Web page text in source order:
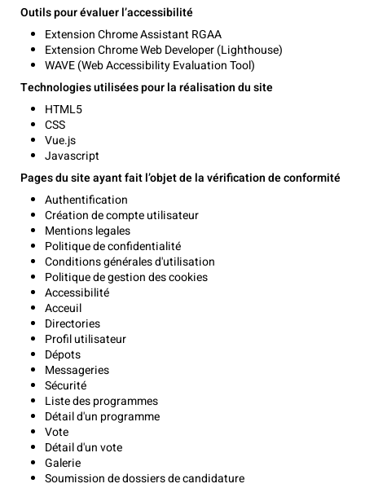
Outils pour évaluer l’accessibilité
Extension Chrome Assistant RGAA
Extension Chrome Web Developer (Lighthouse)
WAVE (Web Accessibility Evaluation Tool)
Technologies utilisées pour la réalisation du site
HTML5
CSS
Vue.js
Javascript
Pages du site ayant fait l’objet de la vérification de conformité
Authentification
Création de compte utilisateur
Mentions legales
Politique de confidentialité
Conditions générales d'utilisation
Politique de gestion des cookies
Accessibilité
Acceuil
Directories
Profil utilisateur
Dépots
Messageries
Sécurité
Liste des programmes
Détail d'un programme
Vote
Détail d'un vote
Galerie
Soumission de dossiers de candidature